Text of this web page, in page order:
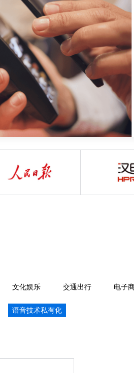
文化娱乐 交通出行 电子
房产家装 商业地产
语音技术私有化